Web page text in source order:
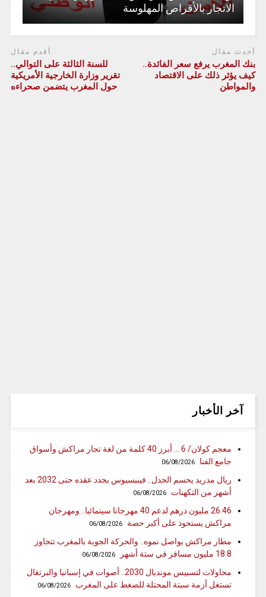
الاتجار بالأقراص المهلوسة
أحدث مقال
بنك المغرب يرفع سعر الفائدة..
كيف يؤثر ذلك على الاقتصاد
والمواطن
أقدم مقال
للسنة الثالثة على التوالي..
تقرير وزارة الخارجية الأمريكية
حول المغرب يتضمن صحراءه
آخر الأخبار
معجم كولان/ 6 … أبرز 40 كلمة من لغة تجار مراكش وأسواق
جامع الفنا
06/08/2026
ريال مدريد يحسم الجدل.. فينيسيوس يجدد عقده حتى 2032 بعد
أشهر من التكهنات
06/08/2026
26.46 مليون درهم لدعم 40 مهرجانا سينمائيا.. ومهرجان
مراكش يستحوذ على أكبر حصة
06/08/2026
مطار مراكش يواصل نموه.. والحركة الجوية بالمغرب تتجاوز
18.8 مليون مسافر في ستة أشهر
06/08/2026
محاولات لتسييس مونديال 2030.. أصوات في إسبانيا والبرتغال
تستغل أزمة سبتة المحتلة للضغط على المغرب
06/08/2026